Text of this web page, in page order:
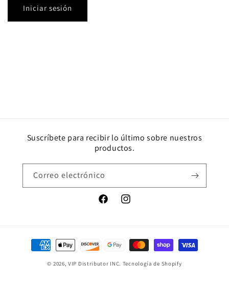
Iniciar sesión
Suscríbete para recibir lo último sobre nuestros
productos.
Correo electrónico
FacebookInstagram
Formas
de
© 2026,VIP Distributor INC. Tecnología de Shopify